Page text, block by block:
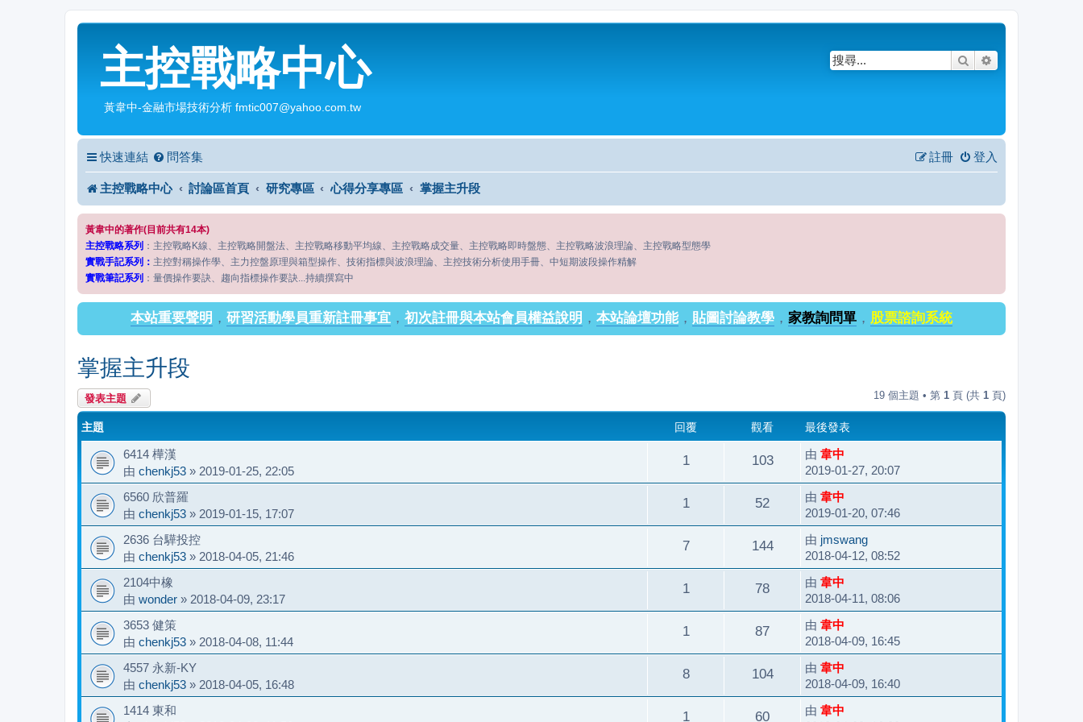
主控戰略中心
黃韋中-金融市場技術分析 fmtic007@yahoo.com.tw
搜尋
快速連結 問答集 登入
註冊
主控戰略中心 討論區首頁 研究專區 心得分享專區 掌握主升段
黃韋中的著作(目前共有14本)
主控戰略系列 ：主控戰略K線、主控戰略開盤法、主控戰略移動平均線、主控戰略成交量、主控戰略即時盤態、主控戰略波浪理論、主控戰略型態學
實戰手記系列： 主控對稱操作學、主力控盤原理與箱型操作、技術指標與波浪理論、主控技術分析使用手冊、中短期波段操作精解
實戰筆記系列 ：量價操作要訣、趨向指標操作要訣...持續撰寫中
本站重要聲明 ， 研習活動學員重新註冊事宜 ， 初次註冊與本站會員權益說明 ， 本站論壇功能， 貼圖討論教學 ， 家教詢問單 ， 股票諮詢系統
掌握主升段
發表主題 19 個主題 • 第 1 頁 (共 1 頁)
主題 回覆 觀看 最後發表
6414 樺漢
由 chenkj53 » 2019-01-25, 22:05
1 103 由 韋中
2019-01-27, 20:07
6560 欣普羅
由 chenkj53 » 2019-01-15, 17:07
1 52 由 韋中
2019-01-20, 07:46
2636 台驊投控
由 chenkj53 » 2018-04-05, 21:46
7 144 由 jmswang
2018-04-12, 08:52
2104中橡
由 wonder » 2018-04-09, 23:17
1 78 由 韋中
2018-04-11, 08:06
3653 健策
由 chenkj53 » 2018-04-08, 11:44
1 87 由 韋中
2018-04-09, 16:45
4557 永新-KY
由 chenkj53 » 2018-04-05, 16:48
8 104 由 韋中
2018-04-09, 16:40
1414 東和
1 60 由 韋中